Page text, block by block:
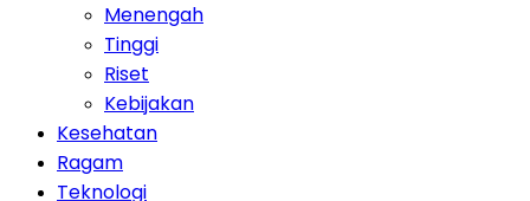
Menengah
Tinggi
Riset
Kebijakan
Kesehatan
Ragam
Teknologi